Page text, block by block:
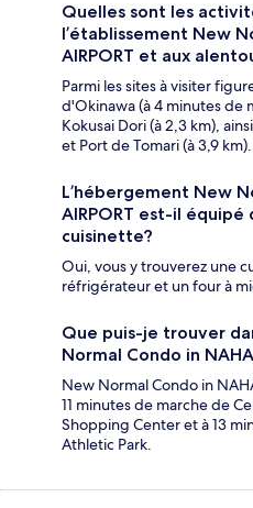
Quelles sont les
l’établissement New
AIRPORT et aux
Parmi les sites à visiter
d'Okinawa (à 4 minutes de
Kokusai Dori (à 2,3 km),
et Port de Tomari (à 3,9 km).
L’hébergement New
AIRPORT est-il équipé
cuisinette?
Oui, vous y trouverez une
réfrigérateur et un four à
Que puis-je trouver
Normal Condo in NAHA
New Normal Condo in
11 minutes de marche de
Shopping Center et à 13
Athletic Park.